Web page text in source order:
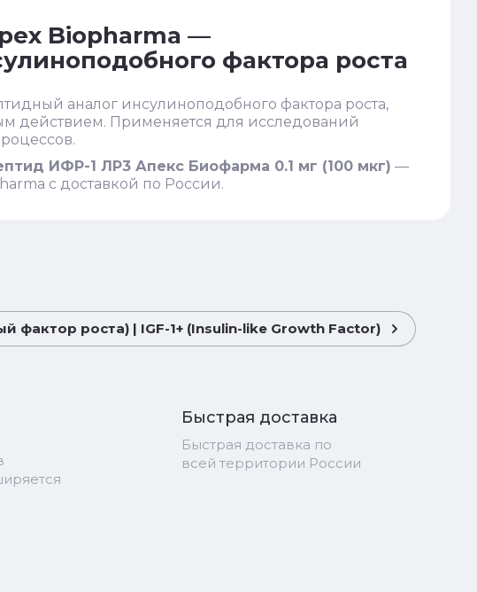
Biopharma —
фактора роста
аналог инсулиноподобного фактора роста,
действием. Применяется для исследований
ИФР-1 ЛР3 Апекс Биофарма 0.1 мг (100 мкг) —
с доставкой по России.
фактор роста) | IGF-1+ (Insulin-like Growth Factor)
Быстрая доставка
Быстрая доставка по
всей территории России